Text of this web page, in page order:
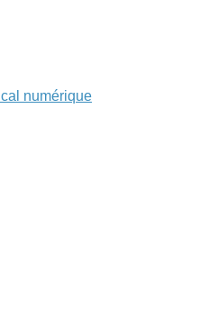
numérique